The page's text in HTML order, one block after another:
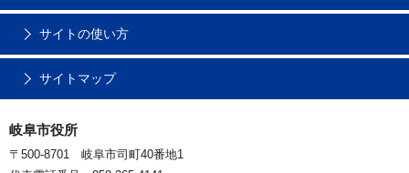
サイトの使い方
サイトマップ
岐阜市役所
〒500-8701 岐阜市司町40番地1